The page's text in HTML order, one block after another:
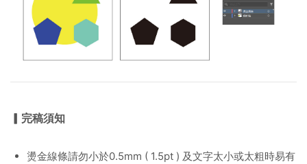
▎完稿須知
燙金線條請勿小於0.5mm ( 1.5pt ) 及文字太小或太粗時易有